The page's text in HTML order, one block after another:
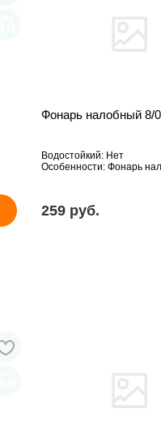
Фонарь налобный 8/0
Водостойкий: Нет
Особенности: Фонарь
259 pуб.